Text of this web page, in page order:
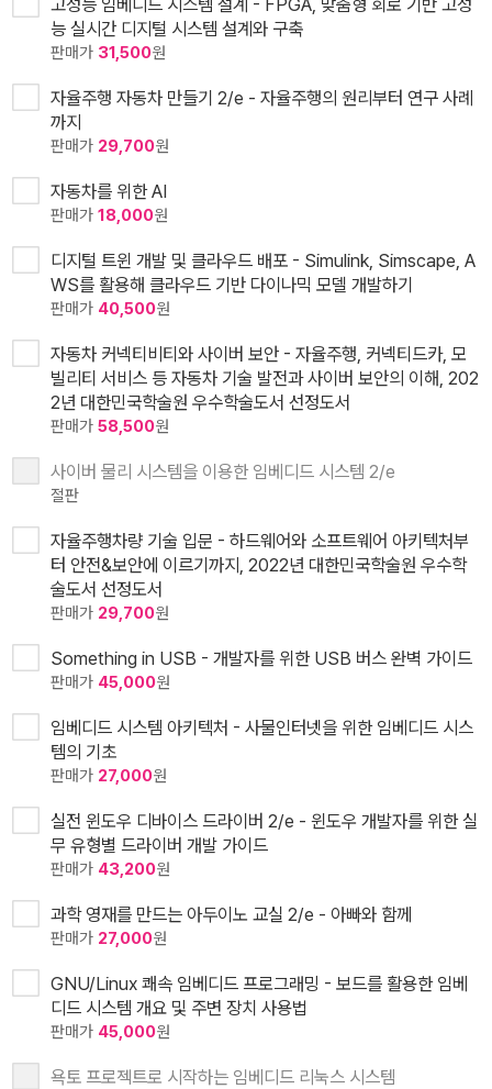
능 실시간 디지털 시스템 설계와 구축
판매가 31,500원
자율주행 자동차 만들기 2/e - 자율주행의 원리부터 연구 사례
까지
판매가 29,700원
자동차를 위한 AI
판매가 18,000원
디지털 트윈 개발 및 클라우드 배포 - Simulink, Simscape, A
WS를 활용해 클라우드 기반 다이나믹 모델 개발하기
판매가 40,500원
자동차 커넥티비티와 사이버 보안 - 자율주행, 커넥티드카, 모
빌리티 서비스 등 자동차 기술 발전과 사이버 보안의 이해, 202
2년 대한민국학술원 우수학술도서 선정도서
판매가 58,500원
사이버 물리 시스템을 이용한 임베디드 시스템 2/e
절판
자율주행차량 기술 입문 - 하드웨어와 소프트웨어 아키텍처부
터 안전&보안에 이르기까지, 2022년 대한민국학술원 우수학
술도서 선정도서
판매가 29,700원
Something in USB - 개발자를 위한 USB 버스 완벽 가이드
판매가 45,000원
임베디드 시스템 아키텍처 - 사물인터넷을 위한 임베디드 시스
템의 기초
판매가 27,000원
실전 윈도우 디바이스 드라이버 2/e - 윈도우 개발자를 위한 실
무 유형별 드라이버 개발 가이드
판매가 43,200원
과학 영재를 만드는 아두이노 교실 2/e - 아빠와 함께
판매가 27,000원
GNU/Linux 쾌속 임베디드 프로그래밍 - 보드를 활용한 임베
디드 시스템 개요 및 주변 장치 사용법
판매가 45,000원
욕토 프로젝트로 시작하는 임베디드 리눅스 시스템